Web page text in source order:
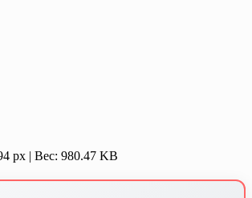
px | Вес: 980.47 KB